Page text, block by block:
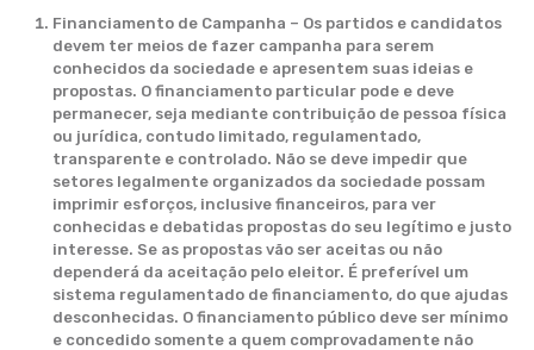
Financiamento de Campanha – Os partidos e candidatos
devem ter meios de fazer campanha para serem
conhecidos da sociedade e apresentem suas ideias e
propostas. O financiamento particular pode e deve
permanecer, seja mediante contribuição de pessoa física
ou jurídica, contudo limitado, regulamentado,
transparente e controlado. Não se deve impedir que
setores legalmente organizados da sociedade possam
imprimir esforços, inclusive financeiros, para ver
conhecidas e debatidas propostas do seu legítimo e justo
interesse. Se as propostas vão ser aceitas ou não
dependerá da aceitação pelo eleitor. É preferível um
sistema regulamentado de financiamento, do que ajudas
desconhecidas. O financiamento público deve ser mínimo
e concedido somente a quem comprovadamente não